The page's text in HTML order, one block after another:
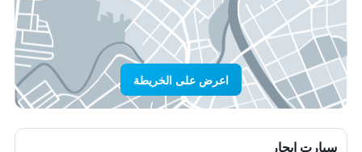
اعرض على الخريطة
سيارت ايجار